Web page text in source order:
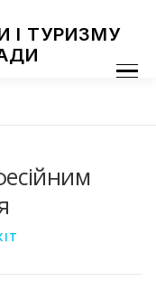
І ТУРИЗМУ
Menu